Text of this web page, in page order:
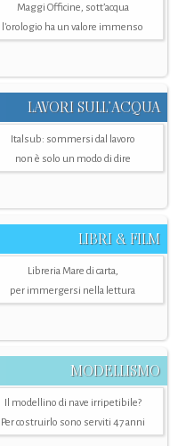
Maggi Officine, sott’acqua
l'orologio ha un valore immenso
LAVORI SULL’ACQUA
Italsub: sommersi dal lavoro
non è solo un modo di dire
LIBRI & FILM
Libreria Mare di carta,
per immergersi nella lettura
MODELLISMO
Il modellino di nave irripetibile?
Per costruirlo sono serviti 47 anni